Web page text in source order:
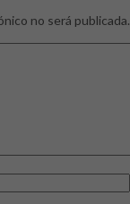
no será publicada.